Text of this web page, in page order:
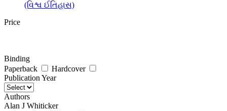
(વિશ્વ ઈતિહાસ)
Price
Binding
Paperback
Hardcover
Publication Year
Authors
Alan J Whiticker